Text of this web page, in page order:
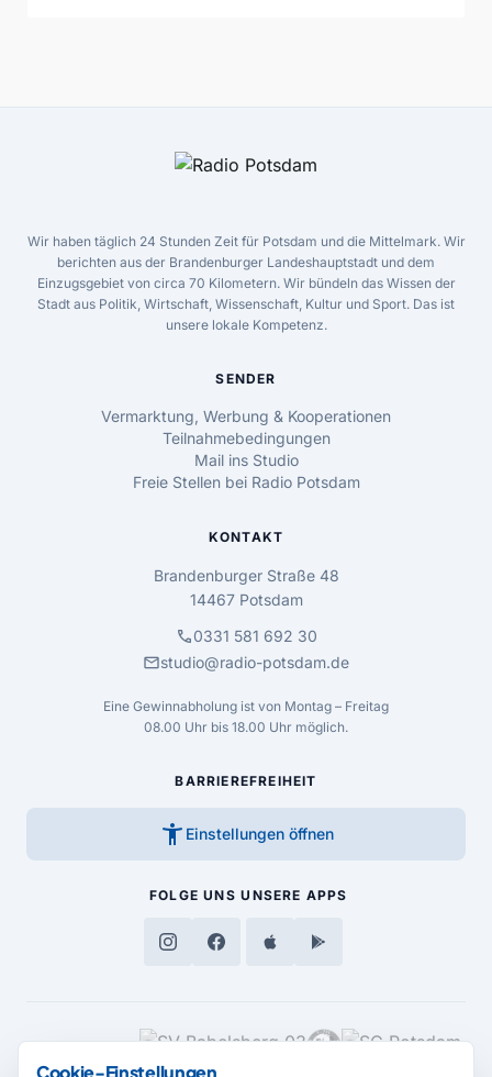
Wir haben täglich 24 Stunden Zeit für Potsdam und die Mittelmark. Wir
berichten aus der Brandenburger Landeshauptstadt und dem
Einzugsgebiet von circa 70 Kilometern. Wir bündeln das Wissen der
Stadt aus Politik, Wirtschaft, Wissenschaft, Kultur und Sport. Das ist
unsere lokale Kompetenz.
SENDER
Vermarktung, Werbung & Kooperationen
Teilnahmebedingungen
Mail ins Studio
Freie Stellen bei Radio Potsdam
KONTAKT
Brandenburger Straße 48
14467 Potsdam
call0331 581 692 30
mailstudio@radio-potsdam.de
Eine Gewinnabholung ist von Montag – Freitag
08.00 Uhr bis 18.00 Uhr möglich.
BARRIEREFREIHEIT
accessibility_new Einstellungen öffnen
FOLGE UNS UNSERE APPS
MEDIENPARTNER
Cookie-Einstellungen